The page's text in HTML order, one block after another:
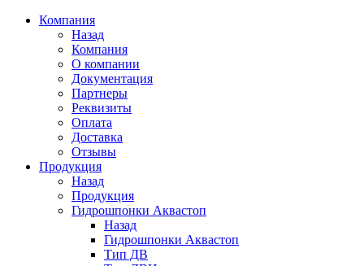
Компания
Назад
Компания
О компании
Документация
Партнеры
Реквизиты
Оплата
Доставка
Отзывы
Продукция
Назад
Продукция
Гидрошпонки Аквастоп
Назад
Гидрошпонки Аквастоп
Тип ДВ